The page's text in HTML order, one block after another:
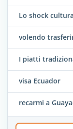
Lo shock
volendo
I piatti
visa Ecuador
recarmi a